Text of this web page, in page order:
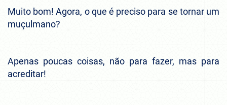
Muito bom! Agora, o que é preciso para se tornar um
muçulmano?
Apenas poucas coisas, não para fazer, mas para
acreditar!